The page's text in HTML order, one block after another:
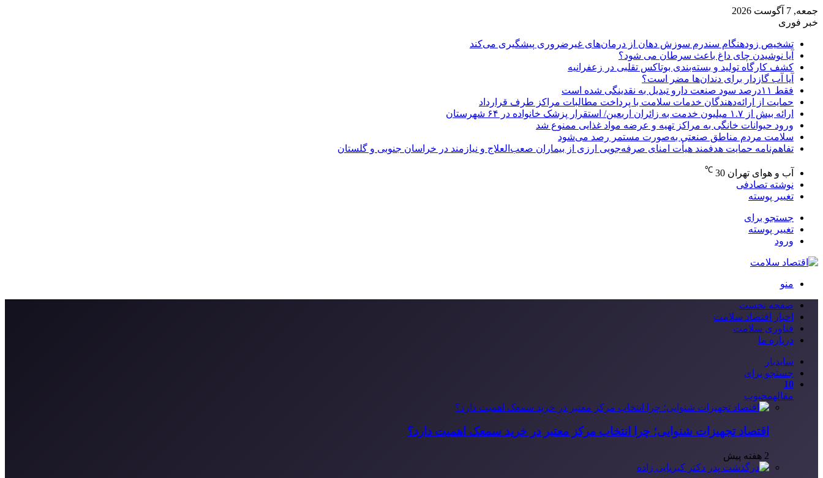
جمعه, 7 آگوست 2026
خبر فوری
تشخیص زودهنگام سندرم سوزش دهان از درمان‌های غیرضروری پیشگیری می‌کند
آیا نوشیدن چای داغ باعث سرطان می شود؟
کشف کارگاه تولید و بسته‌بندی بوتاکس تقلبی در زعفرانیه
آیا آب گازدار برای دندان‌ها مضر است؟
فقط ۱۱‌درصد سود صنعت دارو تبدیل به نقدینگی شده است
حمایت از ارائه‌دهندگان خدمات سلامت با پرداخت مطالبات مراکز طرف قرارداد
ارائه بیش از ۱.۷ میلیون خدمت به زائران اربعین/ استقرار پزشک خانواده در ۶۴ شهرستان
ورود حیوانات خانگی به مراکز تهیه و عرضه مواد غذایی ممنوع شد
سلامت مردم مناطق صنعتی به‌صورت مستمر رصد می‌شود
تفاهم‌نامه حمایت هدفمند هیأت امنای صرفه‌جویی ارزی از بیماران صعب‌العلاج و نیازمند در خراسان جنوبی و گلستان
آب و هوای تهران 30
℃
نوشته تصادفی
تغییر پوسته
جستجو برای
تغییر پوسته
ورود
منو
صفحه نخست
اخبار اقتصاد سلامت
فناوری سلامت
درباره ما
سایدبار
جستجو برای
10
مقالهمحبوب
اقتصاد تجهیزات شنوایی؛ چرا انتخاب مرکز معتبر در خرید سمعک اهمیت دارد؟
2 هفته پیش